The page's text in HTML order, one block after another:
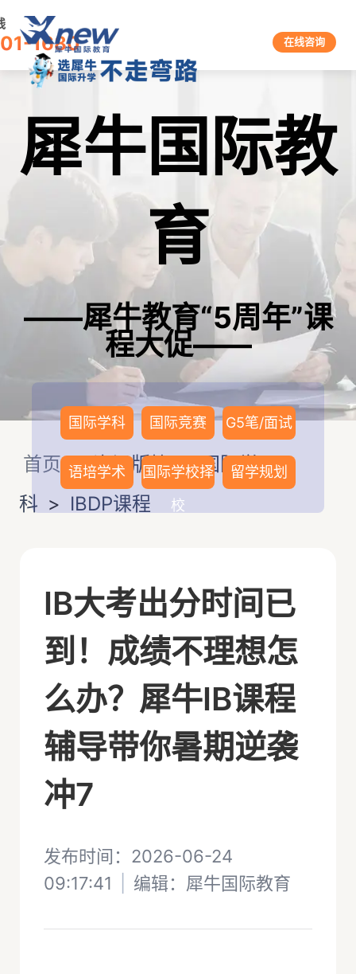
1680 在线咨询
犀牛国际教
育
——犀牛教育“5周年”课
程大促——
国际学科 国际竞赛 G5笔/面试
语培学术
国际学校择
校
留学规划
首页>资讯版块>国际学
科 > IBDP课程
IB大考出分时间已
到！成绩不理想怎
么办？犀牛IB课程
辅导带你暑期逆袭
冲7
发布时间：2026-06-24
09:17:41
编辑： 犀牛国际教育